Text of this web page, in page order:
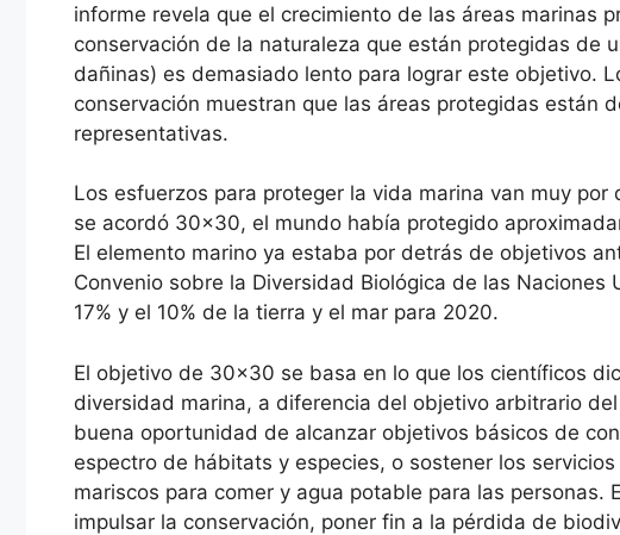
informe revela que el crecimiento de las áreas marinas
conservación de la naturaleza que están protegidas de
dañinas) es demasiado lento para lograr este objetivo.
conservación muestran que las áreas protegidas están
representativas.
Los esfuerzos para proteger la vida marina van muy
se acordó 30×30, el mundo había protegido
El elemento marino ya estaba por detrás de objetivos
Convenio sobre la Diversidad Biológica de las
17% y el 10% de la tierra y el mar para 2020.
El objetivo de 30×30 se basa en lo que los científicos
diversidad marina, a diferencia del objetivo arbitrario
buena oportunidad de alcanzar objetivos básicos de
espectro de hábitats y especies, o sostener los
mariscos para comer y agua potable para las
impulsar la conservación, poner fin a la pérdida de